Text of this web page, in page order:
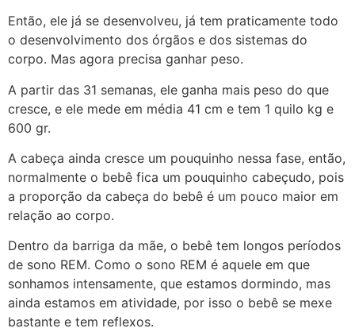
Então, ele já se desenvolveu, já tem praticamente todo
o desenvolvimento dos órgãos e dos sistemas do
corpo. Mas agora precisa ganhar peso.
A partir das 31 semanas, ele ganha mais peso do que
cresce, e ele mede em média 41 cm e tem 1 quilo kg e
600 gr.
A cabeça ainda cresce um pouquinho nessa fase, então,
normalmente o bebê fica um pouquinho cabeçudo, pois
a proporção da cabeça do bebê é um pouco maior em
relação ao corpo.
Dentro da barriga da mãe, o bebê tem longos períodos
de sono REM. Como o sono REM é aquele em que
sonhamos intensamente, que estamos dormindo, mas
ainda estamos em atividade, por isso o bebê se mexe
bastante e tem reflexos.